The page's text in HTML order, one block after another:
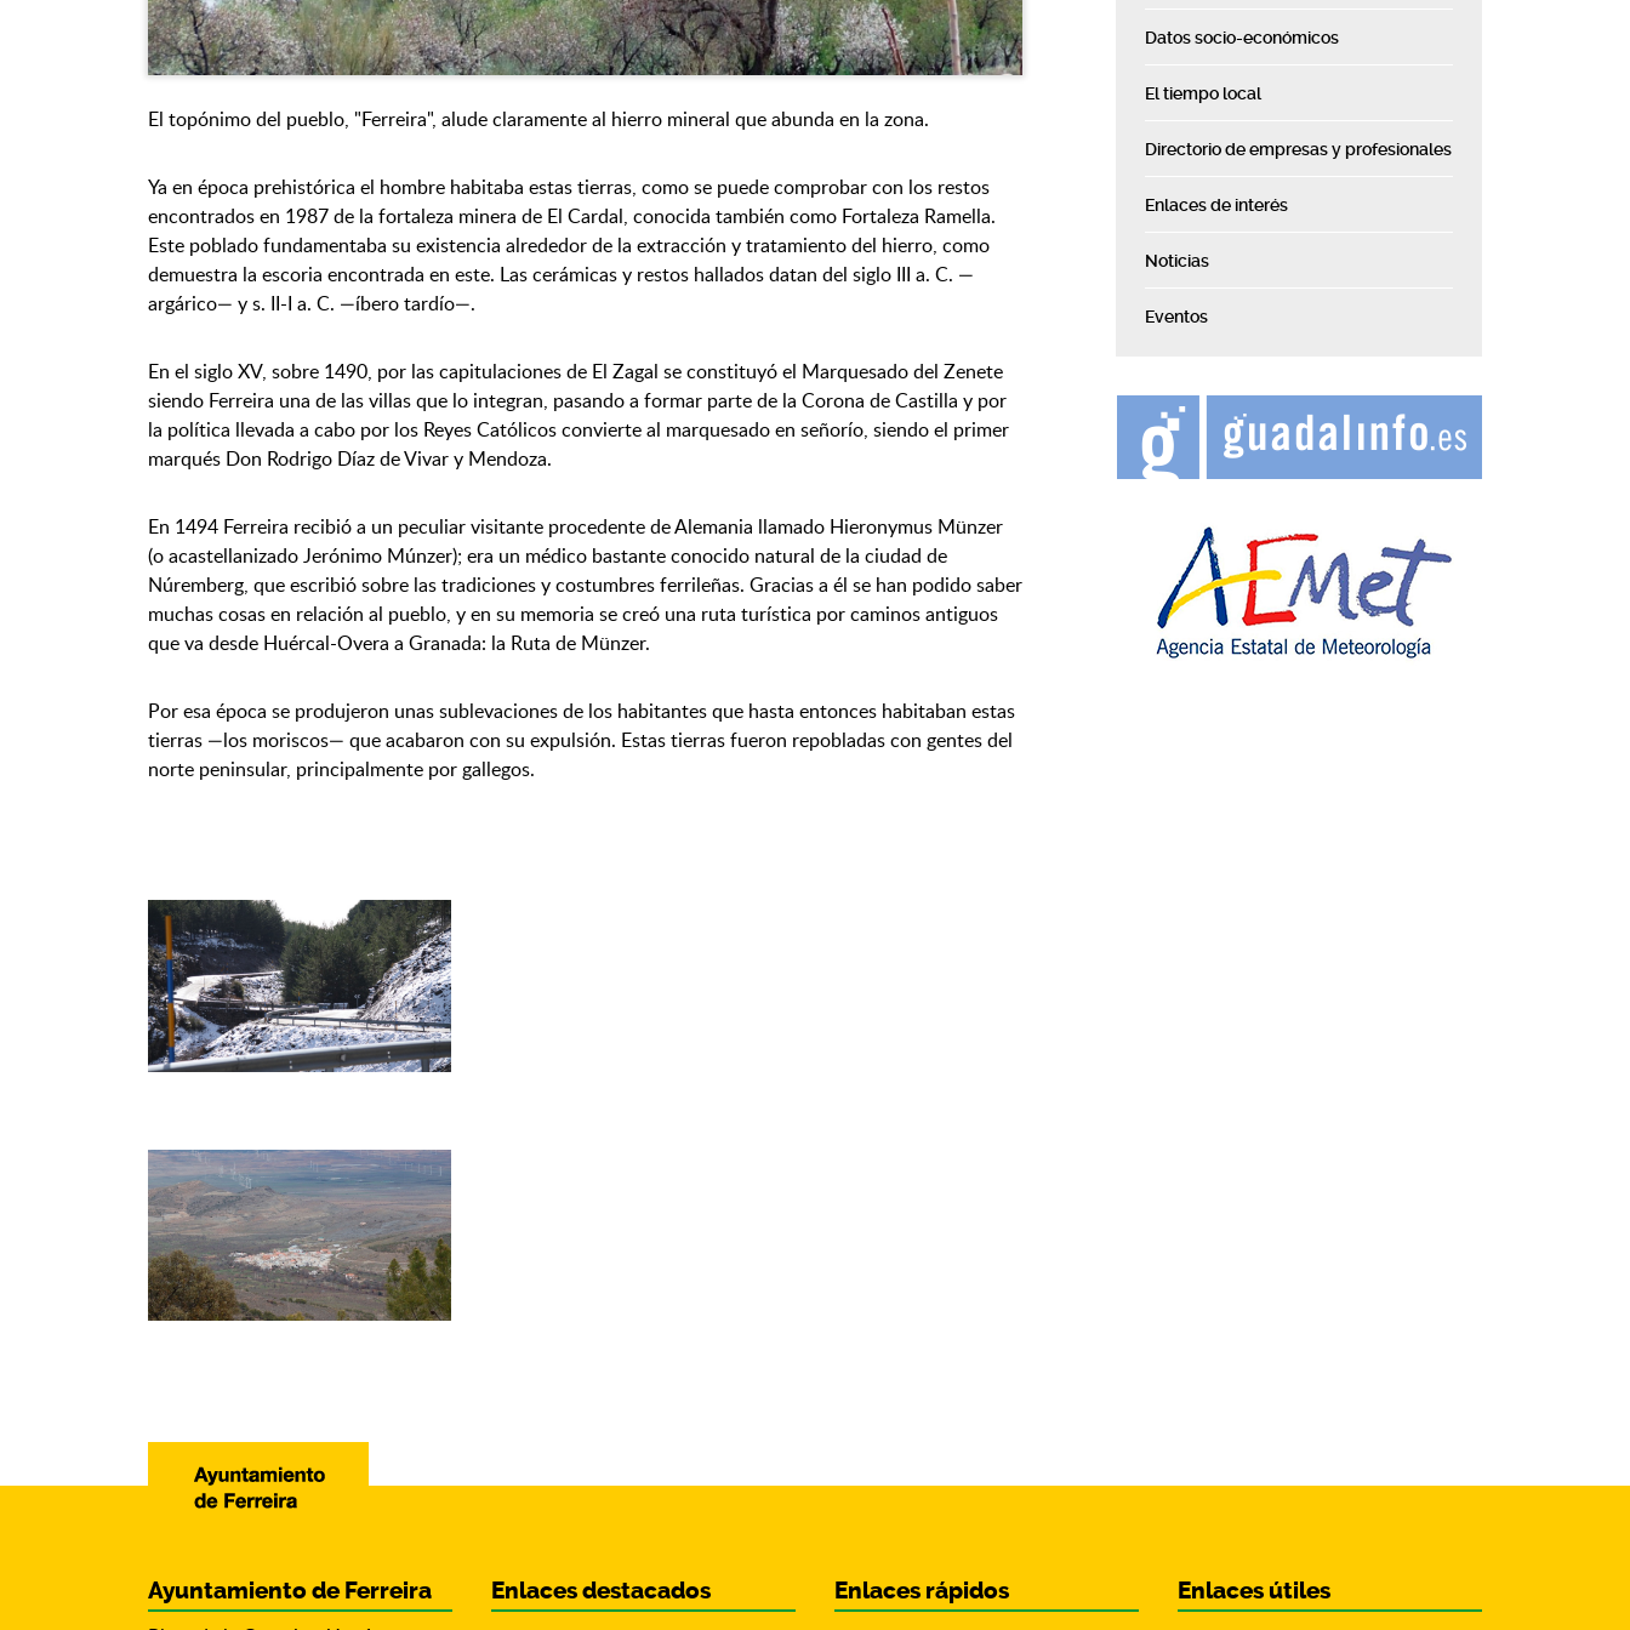
El topónimo del pueblo, "Ferreira", alude claramente al hierro mineral que abunda en la zona.
Ya en época prehistórica el hombre habitaba estas tierras, como se puede comprobar con los restos
encontrados en 1987 de la fortaleza minera de El Cardal, conocida también como Fortaleza Ramella.
Este poblado fundamentaba su existencia alrededor de la extracción y tratamiento del hierro, como
demuestra la escoria encontrada en este. Las cerámicas y restos hallados datan del siglo III a. C. —
argárico— y s. II-I a. C. —íbero tardío—.
En el siglo XV, sobre 1490, por las capitulaciones de El Zagal se constituyó el Marquesado del Zenete
siendo Ferreira una de las villas que lo integran, pasando a formar parte de la Corona de Castilla y por
la política llevada a cabo por los Reyes Católicos convierte al marquesado en señorío, siendo el primer
marqués Don Rodrigo Díaz de Vivar y Mendoza.
En 1494 Ferreira recibió a un peculiar visitante procedente de Alemania llamado Hieronymus Münzer
(o acastellanizado Jerónimo Múnzer); era un médico bastante conocido natural de la ciudad de
Núremberg, que escribió sobre las tradiciones y costumbres ferrileñas. Gracias a él se han podido saber
muchas cosas en relación al pueblo, y en su memoria se creó una ruta turística por caminos antiguos
que va desde Huércal-Overa a Granada: la Ruta de Münzer.
Por esa época se produjeron unas sublevaciones de los habitantes que hasta entonces habitaban estas
tierras —los moriscos— que acabaron con su expulsión. Estas tierras fueron repobladas con gentes del
norte peninsular, principalmente por gallegos.
Datos socio-económicos
El tiempo local
Directorio de empresas y profesionales
Enlaces de interés
Noticias
Eventos
Ayuntamiento de Ferreira
Enlaces destacados Enlaces rápidos Enlaces útiles